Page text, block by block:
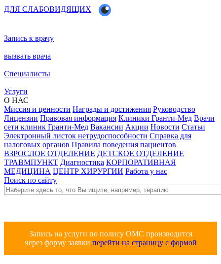
ДЛЯ СЛАБОВИДЯЩИХ
Запись к врачу
вызвать врача
Специалисты
Услуги
О НАС
Миссия и ценности Награды и достижения Руководство
Лицензии Правовая информация Клиники Гранти-Мед Врачи
сети клиник Гранти-Мед Вакансии Акции Новости Статьи
Электронный листок нетрудоспособности Справка для
налоговых органов Правила поведения пациентов
ВЗРОСЛОЕ ОТДЕЛЕНИЕ ДЕТСКОЕ ОТДЕЛЕНИЕ
ТРАВМПУНКТ Диагностика КОРПОРАТИВНАЯ
МЕДИЦИНА ЦЕНТР ХИРУРГИИ Работа у нас
Поиск по сайту
Запись на услуги по полису ОМС производится
через форму заявки перейти на страницу с формой